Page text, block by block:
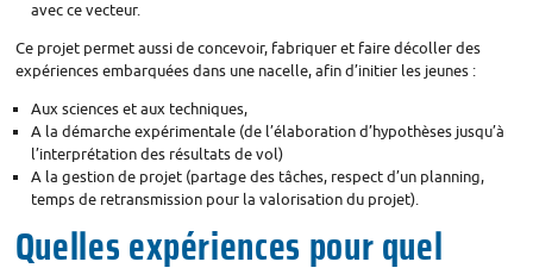
avec ce vecteur.
Ce projet permet aussi de concevoir, fabriquer et faire décoller des
expériences embarquées dans une nacelle, afin d’initier les jeunes :
Aux sciences et aux techniques,
A la démarche expérimentale (de l’élaboration d’hypothèses jusqu’à
l’interprétation des résultats de vol)
A la gestion de projet (partage des tâches, respect d’un planning,
temps de retransmission pour la valorisation du projet).
Quelles expériences pour quel